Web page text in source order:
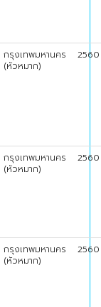
กรุงเทพมหานคร
(หัวหมาก)
2560
กรุงเทพมหานคร
(หัวหมาก)
2560
กรุงเทพมหานคร
(หัวหมาก)
2560